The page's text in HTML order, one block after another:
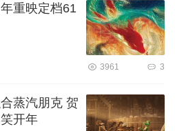
重映定档61
3961 3
蒸汽朋克 贺
开年